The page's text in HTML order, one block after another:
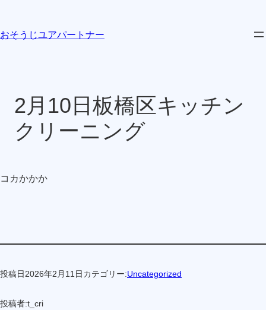
を
おそうじユアパートナー
2月10日板橋区キッチン
クリーニング
コカかかか
投稿日2026年2月11日カテゴリー:Uncategorized
投稿者:t_cri